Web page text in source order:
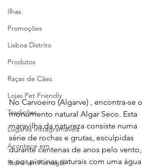
Ilhas
Promoções
Lisboa Distrito
Produtos
Raças de Cães
Lojas Pet Friendly
Tradições
Lugares instagramáveis
Acontece em
Romã em Portugal
No Carvoeiro (Algarve) , encontra-se o
monumento natural Algar Seco. Esta
maravilha da natureza consiste numa
série de rochas e grutas, esculpidas
durante centenas de anos pelo vento,
e por piscinas naturais com uma água